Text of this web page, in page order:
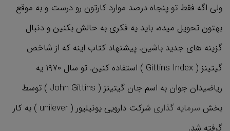
ولی اگه فقط تو پنجاه درصد موارد کارتون رو درست و به موقع
بهتون تحویل میده، باید یه فکری به حالش بکنین و دنبال
گزینه های جدید باشین. پیشنهاد کتاب اینه که از شاخص
گیتینز ( Gittins Index ) استفاده کنین. تو سال ۱۹۷۰ یه
ریاضیدان جوان به اسم جان گیتینز ( John Gittins ) توسط
بخش سرمایه گذاری
شرکت دارویی یونیلیور ( unilever ) به کار
گرفته شد.